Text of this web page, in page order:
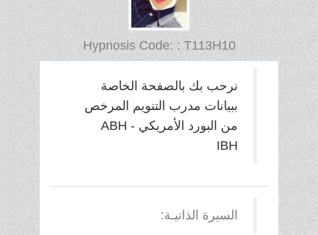
Hypnosis Code: : T113H10
نرحب بك بالصفحة الخاصة
ببيانات مدرب التنويم المرخص
من البورد الأمريكي ABH -
IBH
السيرة الذاتيـة: